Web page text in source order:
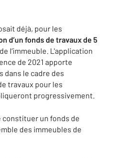
déjà, pour les
d’un fonds de travaux de 5
l’immeuble. L'application
de 2021 apporte
dans le cadre des
travaux pour les
progressivement.
constituer un fonds de
des immeubles de